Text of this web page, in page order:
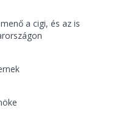
a cigi, és az is